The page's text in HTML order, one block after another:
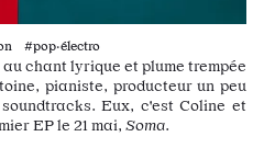
#pop·électro
chant lyrique et plume trempée
pianiste, producteur un peu
Eux, c'est Coline et
EP le 21 mai, Soma.